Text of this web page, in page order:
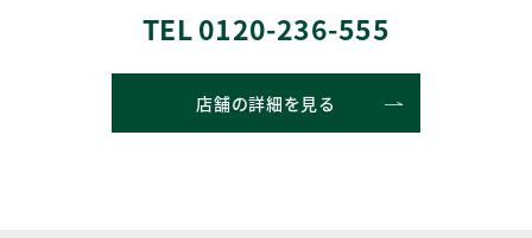
TEL 0120-236-555
店舗の詳細を見る